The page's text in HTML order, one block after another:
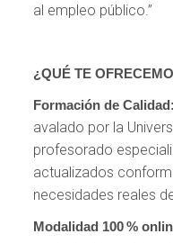
al empleo público.”
¿QUÉ TE
Formación de Calidad:
avalado por la
profesorado
actualizados
necesidades reales
Modalidad 100 %